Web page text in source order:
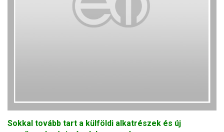
Sokkal tovább tart a külföldi alkatrészek és új